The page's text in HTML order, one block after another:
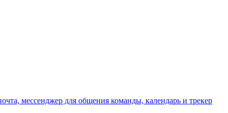
мессенджер для общения команды, календарь и трекер